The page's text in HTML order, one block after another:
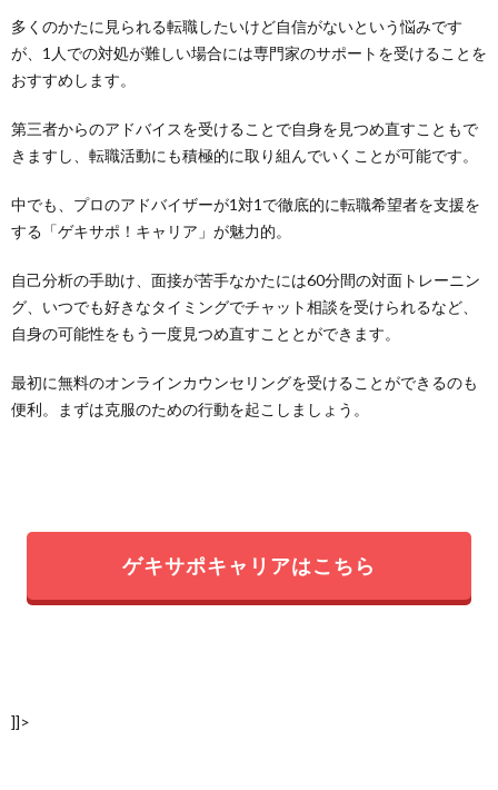
多くのかたに見られる転職したいけど自信がないという悩みです
が、1人での対処が難しい場合には専門家のサポートを受けることを
おすすめします。
第三者からのアドバイスを受けることで自身を見つめ直すこともで
きますし、転職活動にも積極的に取り組んでいくことが可能です。
中でも、プロのアドバイザーが1対1で徹底的に転職希望者を支援を
する「ゲキサポ！キャリア」が魅力的。
自己分析の手助け、面接が苦手なかたには60分間の対面トレーニン
グ、いつでも好きなタイミングでチャット相談を受けられるなど、
自身の可能性をもう一度見つめ直すこととができます。
最初に無料のオンラインカウンセリングを受けることができるのも
便利。まずは克服のための行動を起こしましょう。
ゲキサポキャリアはこちら
]]>